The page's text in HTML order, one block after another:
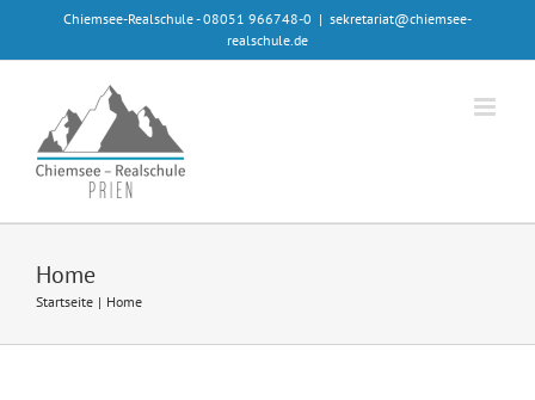
Chiemsee-Realschule - 08051 966748-0 | sekretariat@chiemsee-
realschule.de
Home
Startseite Home